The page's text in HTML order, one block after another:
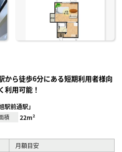
から徒歩6分にある短期利用者様向
利用可能！
駅前通駅」
積 22m²
月額目安